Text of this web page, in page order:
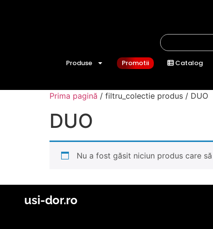
Produse Promotii Catalog
Prima pagină / filtru_colectie produs / DUO
DUO
Nu a fost găsit niciun produs care
usi-dor.ro